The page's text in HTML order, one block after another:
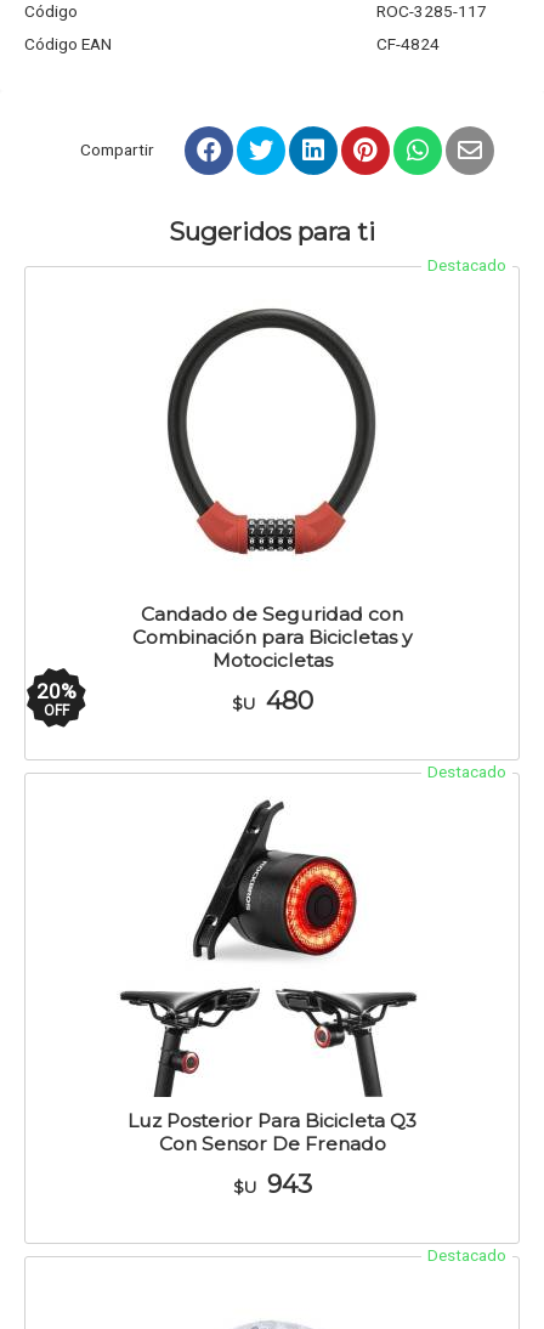
Código
ROC-3285-117
Código EAN
CF-4824
Compartir
Sugeridos para ti
Destacado
Candado de Seguridad con
Combinación para Bicicletas y
Motocicletas
20%
OFF $U 480
Destacado
Luz Posterior Para Bicicleta Q3
Con Sensor De Frenado
$U 943
Destacado